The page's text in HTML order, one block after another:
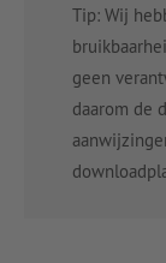
Tip: Wij
geen
daarom de